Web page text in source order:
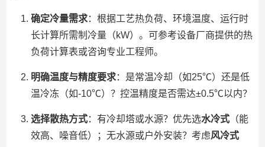
确定冷量需求：根据工艺热负荷、环境温度、运行时
长计算所需制冷量（kW）。可参考设备厂商提供的热
负荷计算表或咨询专业工程师。
明确温度与精度要求：是常温冷却（如25℃）还是低
温冷冻（如-10℃）？控温精度是否需达±0.5℃以内？
选择散热方式：有冷却塔或水源？优先选水冷式（能
效高、噪音低）；无水源或户外安装？考虑风冷式